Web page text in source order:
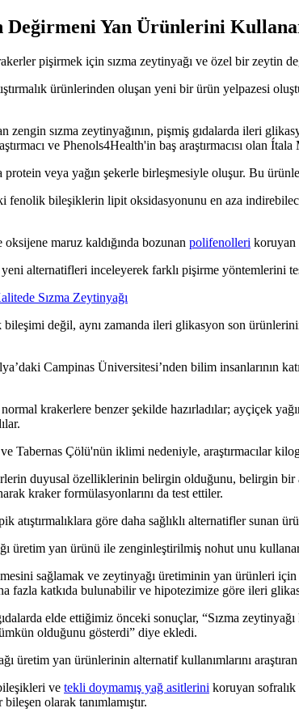
Değirmeni Yan Ürünlerini
pişirmek için sızma zeytinyağı ve özel bir zeytin
ürünlerinden oluşan yeni bir ürün yelpazesi
sızma zeytinyağının, pişmiş gıdalarda ileri
ve Phenols4Health'in baş araştırmacısı olan
veya yağın şekerle birleşmesiyle oluşur. Bu
fenolik bileşiklerin lipit oksidasyonunu en aza
oksijene maruz kaldığında bozunan polifenolleri koruyan
alternatifleri inceleyerek farklı pişirme yöntemlerini
Sızma Zeytinyağı
değil, aynı zamanda ileri glikasyon son
Campinas Üniversitesi’nden bilim insanlarının
krakerlere benzer şekilde hazırladılar; ayçiçek
Tabernas Çölü'nün iklimi nedeniyle, araştırmacılar
duyusal özelliklerinin belirgin olduğunu, belirgin bir
kraker formülasyonlarını da test ettiler.
atıştırmalıklara göre daha sağlıklı alternatifler sunan
üretim yan ürünü ile zenginleştirilmiş nohut unu
sağlamak ve zeytinyağı üretiminin yan ürünleri
fazla katkıda bulunabilir ve hipotezimize göre ileri
elde ettiğimiz önceki sonuçlar, “Sızma
olduğunu gösterdi” diye ekledi.
üretim yan ürünlerinin alternatif kullanımlarını araştıran
ve tekli doymamış yağ asitlerini koruyan
olarak tanımlamıştır.